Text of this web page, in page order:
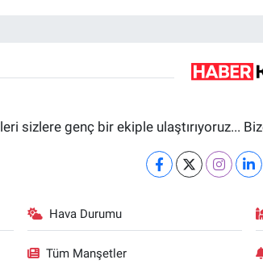
sizlere genç bir ekiple ulaştırıyoruz...
Hava Durumu
Tüm Manşetler